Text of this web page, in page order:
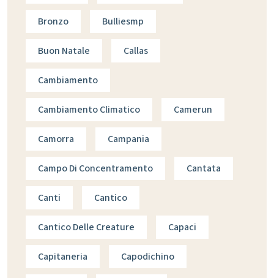
Bronzo Bulliesmp
Buon Natale Callas
Cambiamento
Cambiamento Climatico Camerun
Camorra Campania
Campo Di Concentramento Cantata
Canti Cantico
Cantico Delle Creature Capaci
Capitaneria Capodichino